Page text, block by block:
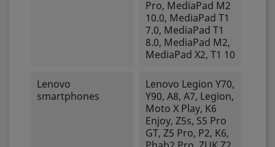
Pro, MediaPad M2
10.0, MediaPad T1
7.0, MediaPad T1
8.0, MediaPad M2,
MediaPad X2, T1 10
Lenovo
smartphones
Lenovo Legion Y70,
Y90, A8, A7, Legion,
Moto X Play, K6
Enjoy, Z5s, S5 Pro
GT, Z5 Pro, P2, K6,